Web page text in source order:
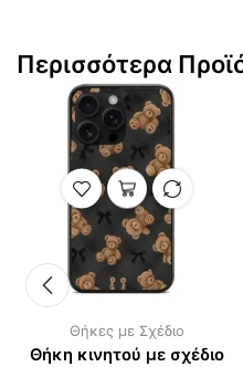
Περισσότερα
Θήκες με Σχέδιο
Θήκη κινητού με σχέδιο